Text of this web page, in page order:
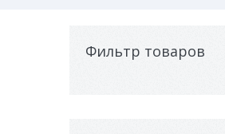
Фильтр товаров